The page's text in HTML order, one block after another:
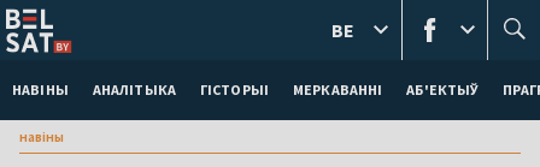
НАВІНЫ АНАЛІТЫКА ГІСТОРЫІ МЕРКАВАННI АБ'ЕКТЫЎ
BE
навіны